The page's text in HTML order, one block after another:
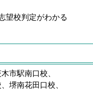
望校判定がわかる
市駅南口校、
堺南花田口校、